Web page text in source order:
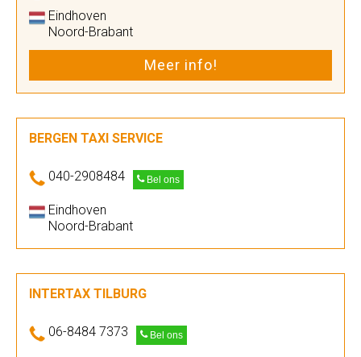
Eindhoven
Noord-Brabant
Meer info!
BERGEN TAXI SERVICE
040-2908484 Bel ons
Eindhoven
Noord-Brabant
INTERTAX TILBURG
06-8484 7373 Bel ons